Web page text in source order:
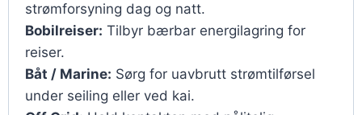
strømforsyning dag og natt.
Bobilreiser: Tilbyr bærbar energilagring for
reiser.
Båt / Marine: Sørg for uavbrutt strømtilførsel
under seiling eller ved kai.